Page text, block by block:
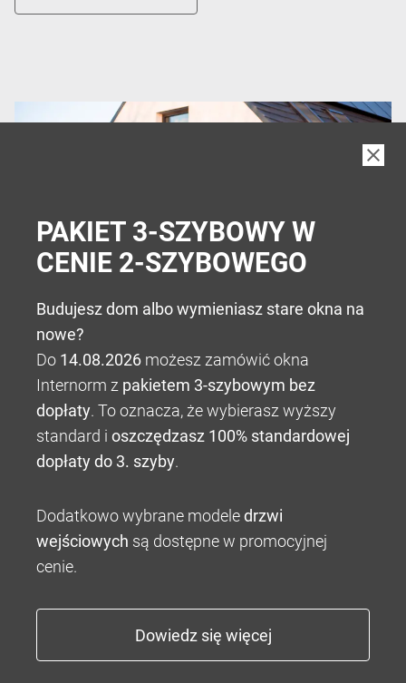
PAKIET 3-SZYBOWY W
CENIE 2-SZYBOWEGO
Budujesz dom albo wymieniasz stare okna na
nowe?
Do 14.08.2026 możesz zamówić okna
Internorm z pakietem 3-szybowym bez
dopłaty. To oznacza, że wybierasz wyższy
standard i oszczędzasz 100% standardowej
dopłaty do 3. szyby.
Dodatkowo wybrane modeledrzwi
wejściowych są dostępne w promocyjnej
cenie.